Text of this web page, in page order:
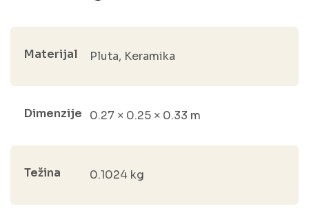
Materijal Pluta, Keramika
Dimenzije 0.27 × 0.25 × 0.33 m
Težina 0.1024 kg